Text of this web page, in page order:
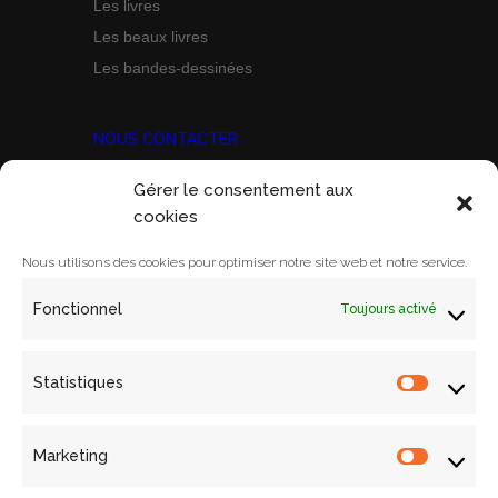
Gérer le consentement aux
cookies
Nous utilisons des cookies pour optimiser notre site web et notre service.
Fonctionnel Toujours activé
Statistiques
Marketing
Les livres
Les beaux livres
Les bandes-dessinées
NOUS CONTACTER
ACORAM
Ecole Militaire, Case D
75700 PARIS SP 07